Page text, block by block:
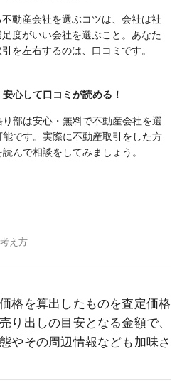
動産会社を選ぶコツは、会社は社
足度がいい会社を選ぶこと。あなた
を左右するのは、口コミです。
安心して口コミが読める！
り部は安心・無料で不動産会社を選
能です。実際に不動産取引をした方
んで相談をしてみましょう。
え方
格を算出したものを査定価格
り出しの目安となる金額で、
やその周辺情報なども加味さ